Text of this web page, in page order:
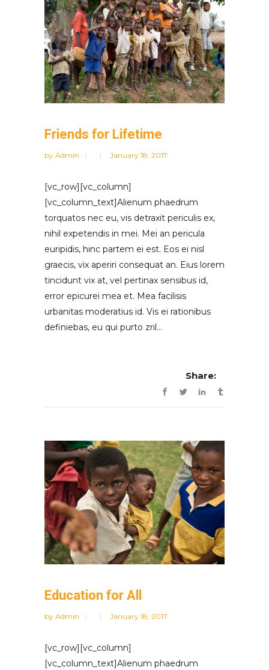
Friends for Lifetime
by Admin January 18, 2017
[vc_row][vc_column]
[vc_column_text]Alienum phaedrum
torquatos nec eu, vis detraxit periculis ex,
nihil expetendis in mei. Mei an pericula
euripidis, hinc partem ei est. Eos ei nisl
graecis, vix aperiri consequat an. Eius lorem
tincidunt vix at, vel pertinax sensibus id,
error epicurei mea et. Mea facilisis
urbanitas moderatius id. Vis ei rationibus
definiebas, eu qui purto zril...
Share:
Education for All
by Admin January 18, 2017
[vc_row][vc_column]
[vc_column_text]Alienum phaedrum